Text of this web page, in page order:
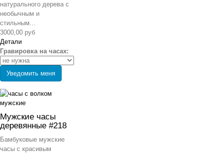
натурального дерева с
необычным и
стильным...
3000,00 руб
Детали
Гравировка на часах:
Уведомить меня
Мужские часы
деревянные #218
Бамбуковые мужские
часы с красивым